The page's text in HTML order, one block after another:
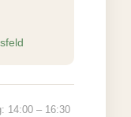
14:00 – 16:30